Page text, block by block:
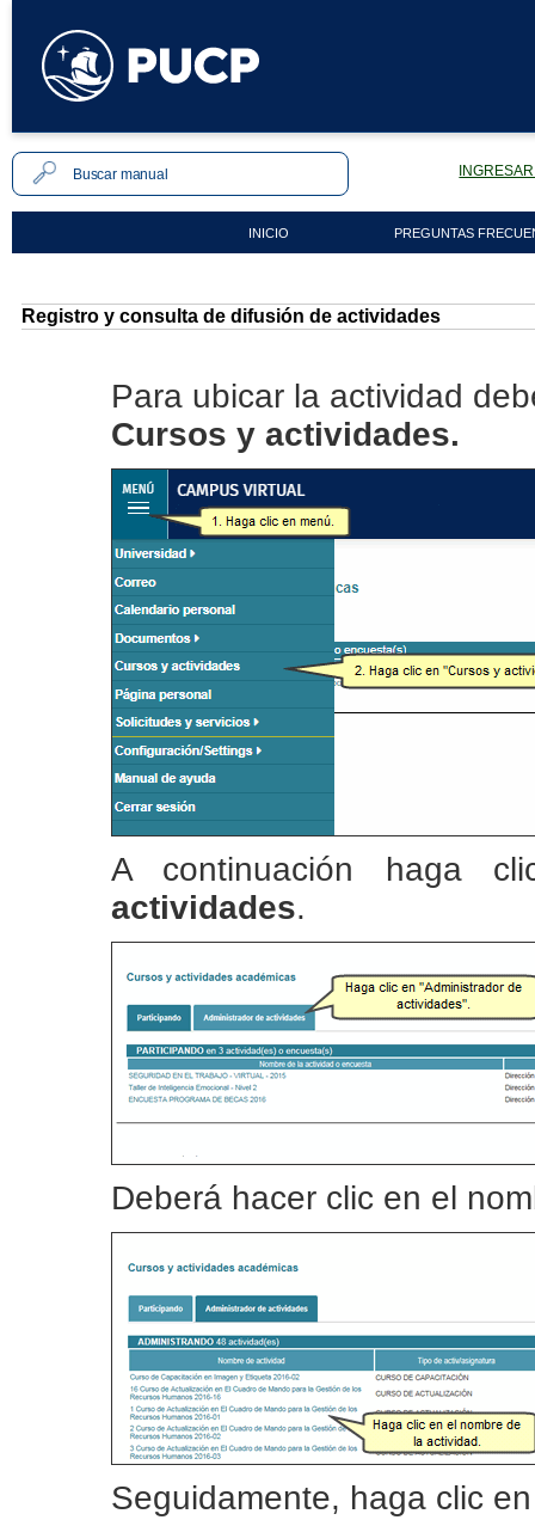
INICIO PREGUNTAS
Registro y consulta de difusión de actividades
Para ubicar la actividad
Cursos y actividades.
A continuación haga
actividades.
Deberá hacer clic en el
Seguidamente, haga clic